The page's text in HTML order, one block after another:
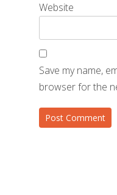
Website
Save my name,
browser for the